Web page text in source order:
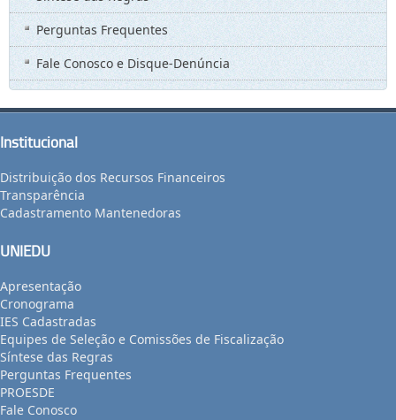
Perguntas Frequentes
Fale Conosco e Disque-Denúncia
Institucional
Distribuição dos Recursos Financeiros
Transparência
Cadastramento Mantenedoras
UNIEDU
Apresentação
Cronograma
IES Cadastradas
Equipes de Seleção e Comissões de Fiscalização
Síntese das Regras
Perguntas Frequentes
PROESDE
Fale Conosco